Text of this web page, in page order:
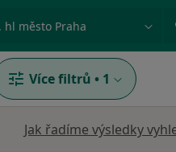
nebo region
Více filtrů • 1
Jak řadíme výsledky